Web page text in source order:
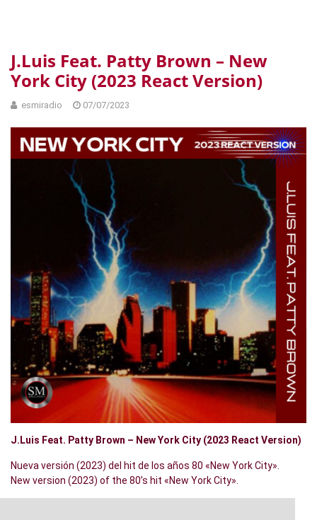
J​.​Luis Feat. Patty Brown – New
York City (2023 React Version)
esmiradio 07/07/2023
J.Luis Feat. Patty Brown – New York City (2023 React Version)
Nueva versión (2023) del hit de los años 80 «New York City».
New version (2023) of the 80’s hit «New York City».